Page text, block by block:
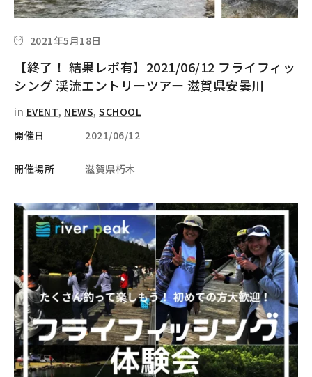
2021年5月18日
【終了！ 結果レポ有】2021/06/12 フライフィッ
シング 渓流エントリーツアー 滋賀県安曇川
in EVENT, NEWS, SCHOOL
開催日
2021/06/12
開催場所 滋賀県朽木